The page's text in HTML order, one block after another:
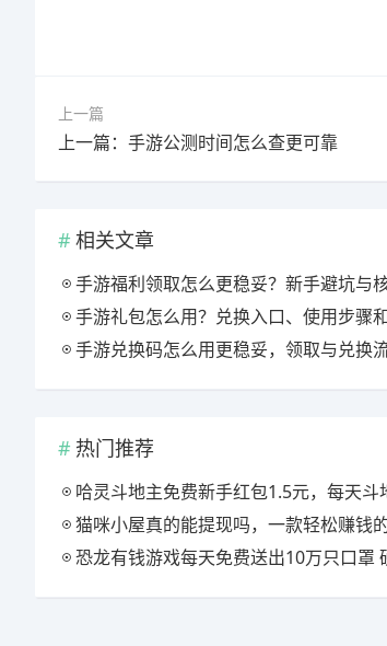
上一篇
上一篇：手游公测时间怎么查更可靠
相关文章
手游福利领取怎么更稳妥？新手避坑与
手游礼包怎么用？兑换入口、使用步骤
手游兑换码怎么用更稳妥，领取与兑换
热门推荐
哈灵斗地主免费新手红包1.5元，每天斗
猫咪小屋真的能提现吗，一款轻松赚钱
恐龙有钱游戏每天免费送出10万只口罩